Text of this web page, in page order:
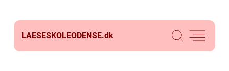
LAESESKOLEODENSE.dk